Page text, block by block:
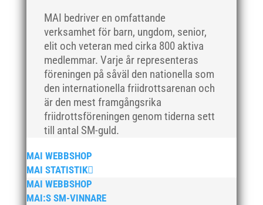
MAI bedriver en omfattande
verksamhet för barn, ungdom, senior,
elit och veteran med cirka 800 aktiva
medlemmar. Varje år representeras
föreningen på såväl den nationella som
den internationella friidrottsarenan och
är den mest framgångsrika
friidrottsföreningen genom tiderna sett
till antal SM-guld.
MAI WEBBSHOP
MAI STATISTIK
MAI WEBBSHOP
MAI:S SM-VINNARE
december 2018
november 2018
oktober 2018
september 2018
augusti 2018
juli 2018
juni 2018
april 2018
mars 2018
februari 2018